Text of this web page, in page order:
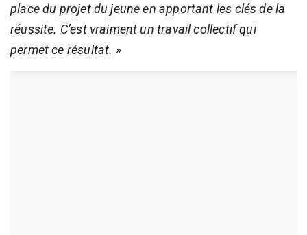
place du projet du jeune en apportant les clés de la
réussite. C’est vraiment un travail collectif qui
permet ce résultat. »